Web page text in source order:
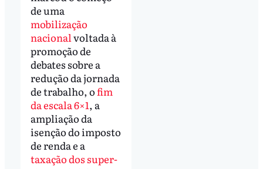
de uma
mobilização
nacionalvoltada à
promoção de
debates sobre a
redução da jornada
de trabalho, ofim
da escala 6×1, a
ampliação da
isenção do imposto
de renda e a
taxação dos super-